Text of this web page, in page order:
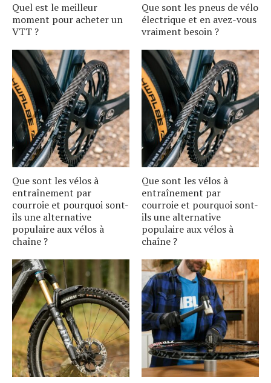
Quel est le meilleur
moment pour acheter un
VTT ?
Que sont les pneus de vélo
électrique et en avez-vous
vraiment besoin ?
Que sont les vélos à
entraînement par
courroie et pourquoi sont-
ils une alternative
populaire aux vélos à
chaîne ?
Que sont les vélos à
entraînement par
courroie et pourquoi sont-
ils une alternative
populaire aux vélos à
chaîne ?